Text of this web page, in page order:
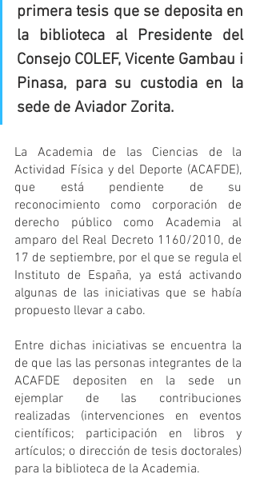
primera tesis que se deposita en
la biblioteca al Presidente del
Consejo COLEF, Vicente Gambau i
Pinasa, para su custodia en la
sede de Aviador Zorita.
La Academia de las Ciencias de la
Actividad Física y del Deporte (ACAFDE),
que está pendiente de su
reconocimiento como corporación de
derecho público como Academia al
amparo del Real Decreto 1160/2010, de
17 de septiembre, por el que se regula el
Instituto de España, ya está activando
algunas de las iniciativas que se había
propuesto llevar a cabo.
Entre dichas iniciativas se encuentra la
de que las las personas integrantes de la
ACAFDE depositen en la sede un
ejemplar de las contribuciones
realizadas (intervenciones en eventos
científicos; participación en libros y
artículos; o dirección de tesis doctorales)
para la biblioteca de la Academia.